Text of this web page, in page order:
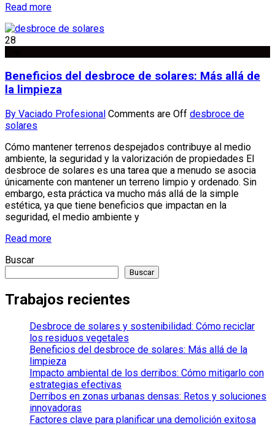
Read more
28
Beneficios del desbroce de solares: Más allá de
la limpieza
By Vaciado Profesional Comments are Off desbroce de
solares
Cómo mantener terrenos despejados contribuye al medio
ambiente, la seguridad y la valorización de propiedades El
desbroce de solares es una tarea que a menudo se asocia
únicamente con mantener un terreno limpio y ordenado. Sin
embargo, esta práctica va mucho más allá de la simple
estética, ya que tiene beneficios que impactan en la
seguridad, el medio ambiente y
Read more
Buscar
Buscar
Trabajos recientes
Desbroce de solares y sostenibilidad: Cómo reciclar
los residuos vegetales
Beneficios del desbroce de solares: Más allá de la
limpieza
Impacto ambiental de los derribos: Cómo mitigarlo con
estrategias efectivas
Derribos en zonas urbanas densas: Retos y soluciones
innovadoras
Factores clave para planificar una demolición exitosa